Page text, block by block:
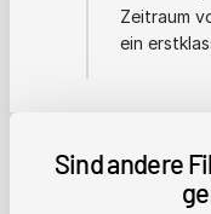
Zeitraum
ein
Sind andere